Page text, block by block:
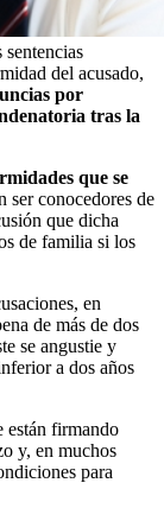
sentencias
del acusado,
por
tras la
que se
ser conocedores de
que dicha
de familia si los
en
de más de dos
se angustie y
a dos años
están firmando
y, en muchos
para